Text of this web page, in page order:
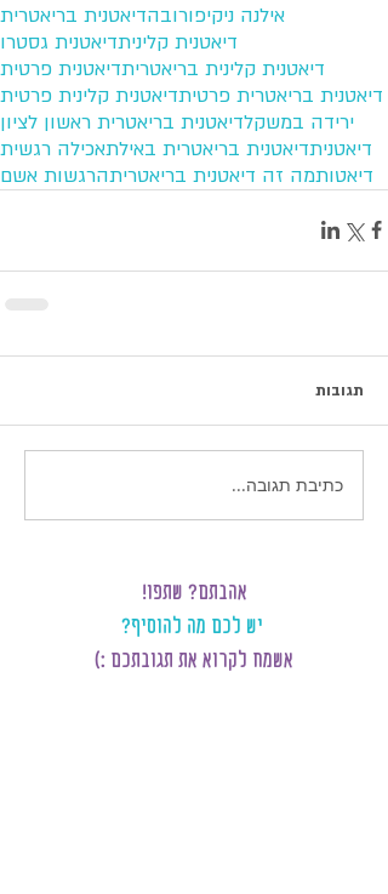
אילנה ניקיפורובהדיאטנית בריאטרית
דיאטנית קליניתדיאטנית גסטרו
דיאטנית קלינית בריאטריתדיאטנית פרטית
דיאטנית בריאטרית פרטיתדיאטנית קלינית פרטית
ירידה במשקלדיאטנית בריאטרית ראשון לציון
דיאטניתדיאטנית בריאטרית באילתאכילה רגשית
דיאטותמה זה דיאטנית בריאטריתהרגשות אשם
תגובות
כתיבת תגובה...
אהבתם? שתפו!
יש לכם מה להוסיף?
אשמח לקרוא את תגובתכם :)